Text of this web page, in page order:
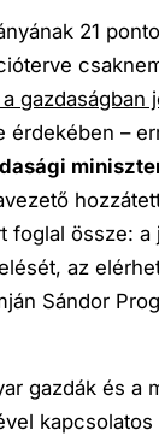
21
gazdaságban
érdekében –
foglal össze: a
az
Sándor
gazdák és a
kapcsolatos